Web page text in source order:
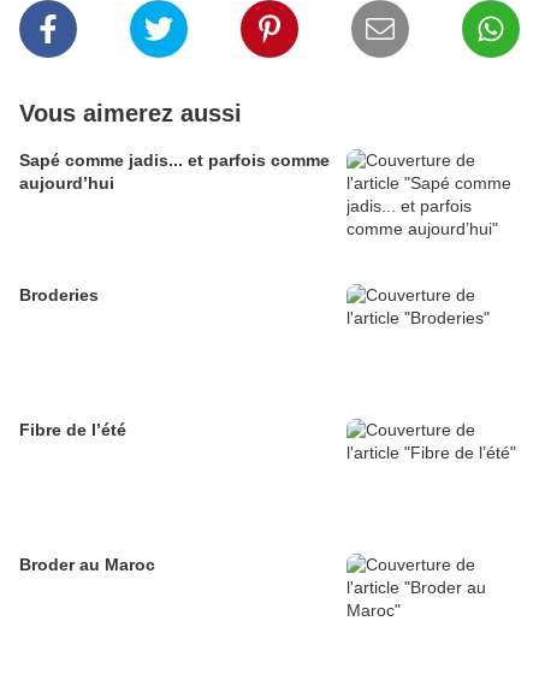
Vous aimerez aussi
Sapé comme jadis... et parfois comme
aujourd’hui
Broderies
Fibre de l’été
Broder au Maroc